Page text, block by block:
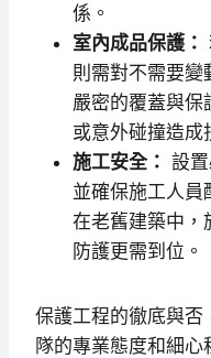
係。
室內成品保護：
則需對不需要變
嚴密的覆蓋與保
或意外碰撞造成
施工安全： 設
並確保施工人員
在老舊建築中，
防護更需到位。
保護工程的徹底與否
隊的專業態度和細心